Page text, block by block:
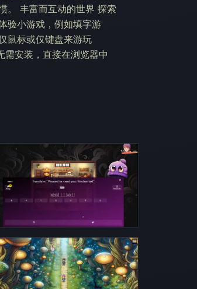
。 丰富而互动的世界 探索
验小游戏，例如填字游
鼠标或仅键盘来游玩
安装，直接在浏览器中